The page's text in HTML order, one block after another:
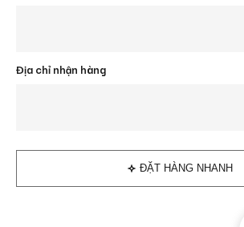
Địa chỉ nhận hàng
ĐẶT HÀNG NHANH